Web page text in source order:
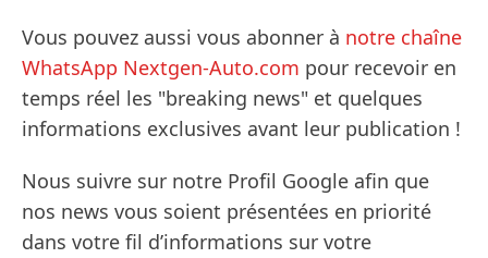
Vous pouvez aussi vous abonner à notre chaîne
WhatsApp Nextgen-Auto.com pour recevoir en
temps réel les "breaking news" et quelques
informations exclusives avant leur publication !
Nous suivre sur notre Profil Google afin que
nos news vous soient présentées en priorité
dans votre fil d’informations sur votre